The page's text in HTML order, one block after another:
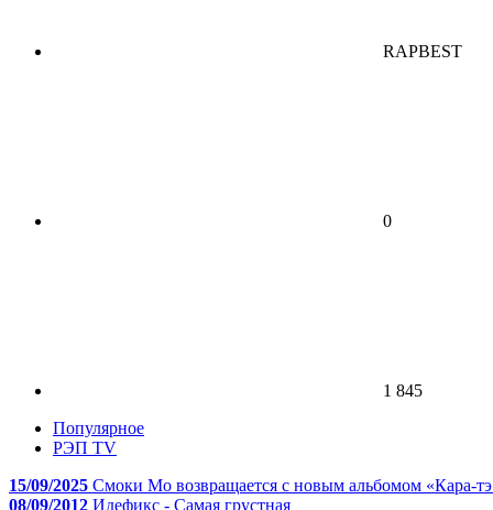
RAPBEST
0
1 845
Популярное
РЭП TV
15/09/2025 Смоки Мо возвращается с новым альбомом «Кара-
08/09/2012 Идефикс - Самая грустная